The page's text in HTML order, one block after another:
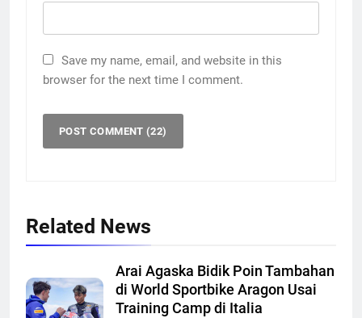
Save my name, email, and website in this
browser for the next time I comment.
Related News
Arai Agaska Bidik Poin Tambahan
di World Sportbike Aragon Usai
Training Camp di Italia